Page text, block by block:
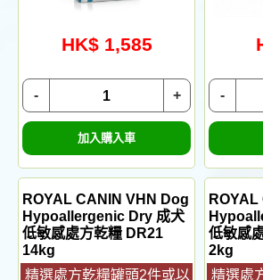
HK$ 1,585
+
-
加入購入車
-
ROYAL CANIN VHN Dog
Hypoallergenic Dry 成犬
低敏感處方乾糧 DR21
14kg
精選處方乾糧罐頭2件或以
低敏感
2kg
精選處